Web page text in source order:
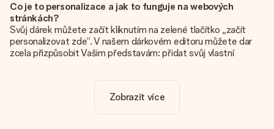
Co je to personalizace a jak to funguje na webových
stránkách?
Svůj dárek můžete začít kliknutím na zelené tlačítko „začít
personalizovat zde“. V našem dárkovém editoru můžete dar
zcela přizpůsobit Vašim představám: přidat svůj vlastní
Je personalizace zahrnuta v ceně?
Zobrazit více